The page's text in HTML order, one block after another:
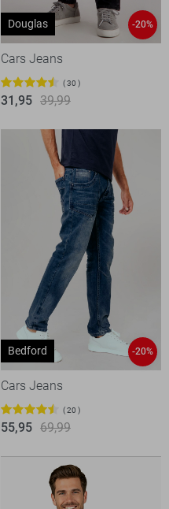
Douglas -20%
Cars Jeans
30
31,95 39,99
Bedford -20%
Cars Jeans
20
55,95 69,99